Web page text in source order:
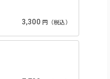
3,300 円（税込）